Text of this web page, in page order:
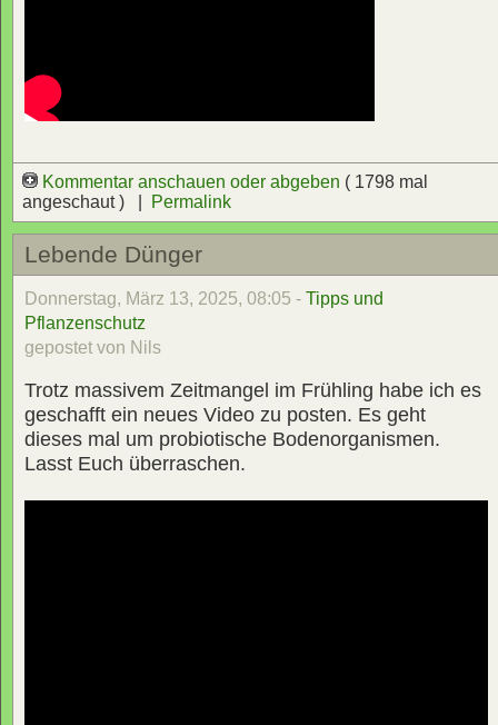
Kommentar anschauen oder abgeben ( 1798 mal
angeschaut ) |
Permalink
Lebende Dünger
Donnerstag, März 13, 2025, 08:05 - Tipps und
Pflanzenschutz
gepostet von Nils
Trotz massivem Zeitmangel im Frühling habe ich es
geschafft ein neues Video zu posten. Es geht
dieses mal um probiotische Bodenorganismen.
Lasst Euch überraschen.